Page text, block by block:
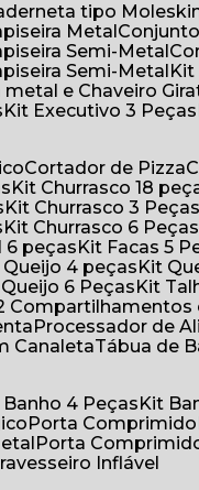
tipo
Metal
Semi-Metal
Semi-Metal
metal e Chaveiro
Kit Executivo 3 Peças
Cortador de Pizza
Kit Churrasco 18
Kit Churrasco 3 Peças
Kit Churrasco 6 Peças
6 peças
Kit Facas 5
Queijo 4 peças Kit
Queijo 6 Peças Kit
Compartilhamentos
Processador de
Canaleta
Tábua de
Banho 4 Peças Kit
Porta Comprimido
Porta
Travesseiro Inflável